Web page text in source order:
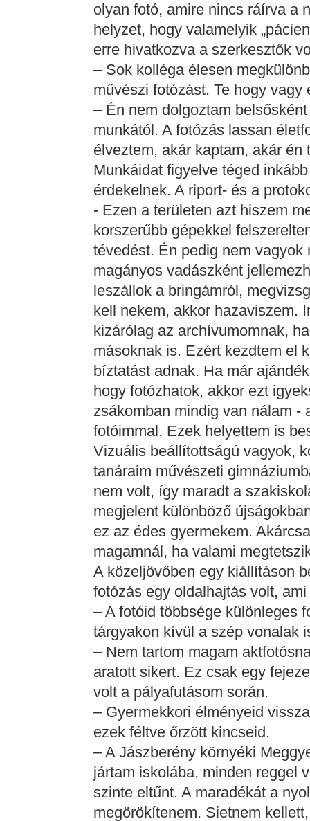
olyan fotó, amire nincs ráírva a
helyzet, hogy valamelyik
erre hivatkozva a szerkesztők
– Sok kolléga élesen
művészi fotózást. Te hogy vagy
– Én nem dolgoztam
munkától. A fotózás lassan
élveztem, akár kaptam, akár én
Munkáidat figyelve téged
érdekelnek. A riport- és a
- Ezen a területen azt hiszem
korszerűbb gépekkel
tévedést. Én pedig nem
magányos vadászként
leszállok a bringámról,
kell nekem, akkor hazaviszem.
kizárólag az archívumomnak,
másoknak is. Ezért kezdtem el
bíztatást adnak. Ha már
hogy fotózhatok, akkor ezt
zsákomban mindig van nálam -
fotóimmal. Ezek helyettem is
Vizuális beállítottságú vagyok,
tanáraim művészeti
nem volt, így maradt a
megjelent különböző
ez az édes gyermekem.
magamnál, ha valami
A közeljövőben egy kiállításon
fotózás egy oldalhajtás volt,
– A fotóid többsége különleges
tárgyakon kívül a szép vonalak
– Nem tartom magam
aratott sikert. Ez csak egy
volt a pályafutásom során.
– Gyermekkori élményeid
ezek féltve őrzött kincseid.
– A Jászberény környéki
jártam iskolába, minden reggel
szinte eltűnt. A maradékát a
megörökítenem. Sietnem